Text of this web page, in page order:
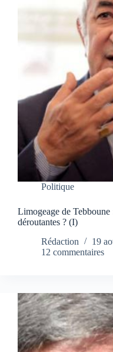
Politique
Limogeage de
déroutantes ? (I)
Rédaction
19
12 commentaires